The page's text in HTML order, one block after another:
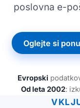
poslovna e-
Oglejte si
Evropski
Od leta 2002: